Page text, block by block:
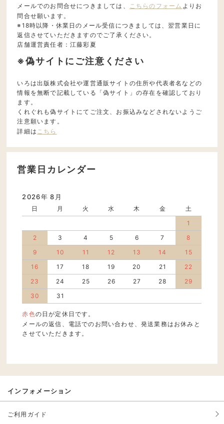
メールでのお問合せにつきましては、 こちらのフォーム よりお
問合せ願います。
※18時以降・休業日のメール受信につきましては、翌営業日に
返信させていただきますのでご了承ください。
店舗運営責任者：江藤彩夏
※偽サイトにご注意ください
いろは出版株式会社や運営通販サイトの住所や代表者名などの
情報を無断で記載している「偽サイト」の存在を確認しており
ます。
くれぐれも偽サイトにてご注文、お振込みなどされないようご
注意願います。
詳細は こちら
営業日カレンダー
2026年 8月
日 月 火 水 木 金
土
1
2
3 4 5 6 7
8
9
10 11 12 13 14
15
16
17 18 19 20 21
22
23
24 25 26 27 28
29
30
31
赤色の日が定休日です。
メールの返信、電話でのお問い合わせ、発送業務はお休みと
させていただきます。
インフォメーション
ご利用ガイド